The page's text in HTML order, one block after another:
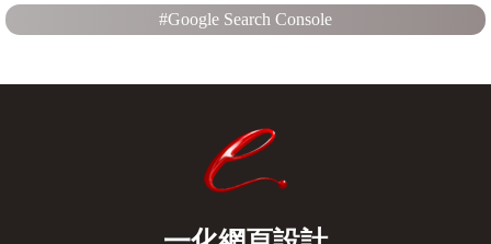
#Google Search Console